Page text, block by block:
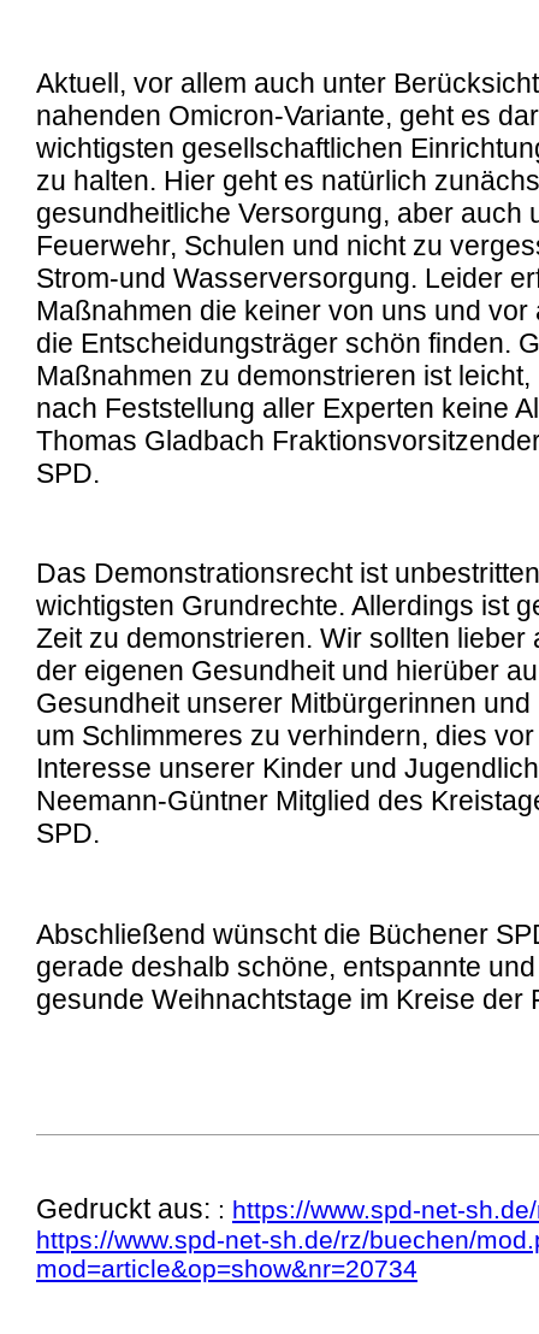
Aktuell, vor allem auch unter
nahenden Omicron-Variante, geht es
wichtigsten gesellschaftlichen
zu halten. Hier geht es natürlich
gesundheitliche Versorgung, aber auch
Feuerwehr, Schulen und nicht zu
Strom-und Wasserversorgung. Leider
Maßnahmen die keiner von uns und vor
die Entscheidungsträger schön finden.
Maßnahmen zu demonstrieren ist
nach Feststellung aller Experten keine
Thomas Gladbach
SPD.
Das Demonstrationsrecht ist
wichtigsten Grundrechte. Allerdings ist
Zeit zu demonstrieren. Wir sollten lieber
der eigenen Gesundheit und hierüber
Gesundheit unserer Mitbürgerinnen
um Schlimmeres zu verhindern, dies
Interesse unserer Kinder und
Neemann-Güntner Mitglied des
SPD.
Abschließend wünscht die Büchener
gerade deshalb schöne, entspannte
gesunde Weihnachtstage im Kreise der
Gedruckt aus: : https://www.spd-net-
https://www.spd-net-sh.de/rz/buechen/
mod=article&op=show&nr=20734